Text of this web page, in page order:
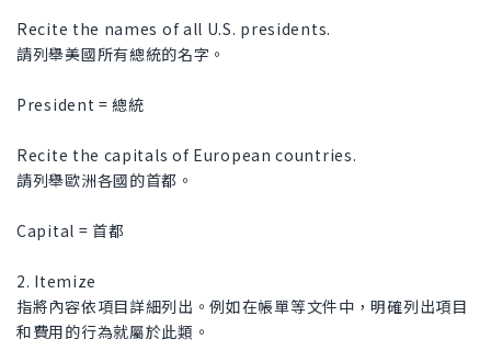
Recite the names of all U.S. presidents.
請列舉美國所有總統的名字。
President = 總統
Recite the capitals of European countries.
請列舉歐洲各國的首都。
Capital = 首都
2. Itemize
指將內容依項目詳細列出。例如在帳單等文件中，明確列出項目
和費用的行為就屬於此類。